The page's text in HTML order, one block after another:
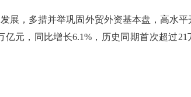
，多措并举巩固外贸外资基本盘，高水平
元，同比增长6.1%，历史同期首次超过21